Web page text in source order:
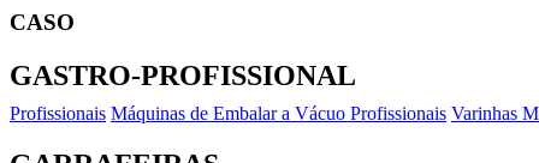
CASO
GASTRO-PROFISSIONAL
Profissionais Máquinas de Embalar a Vácuo Profissionais Varinhas